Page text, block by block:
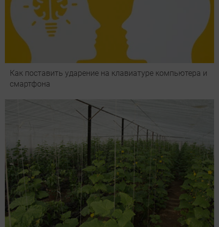
Как поставить ударение на клавиатуре компьютера и
смартфона